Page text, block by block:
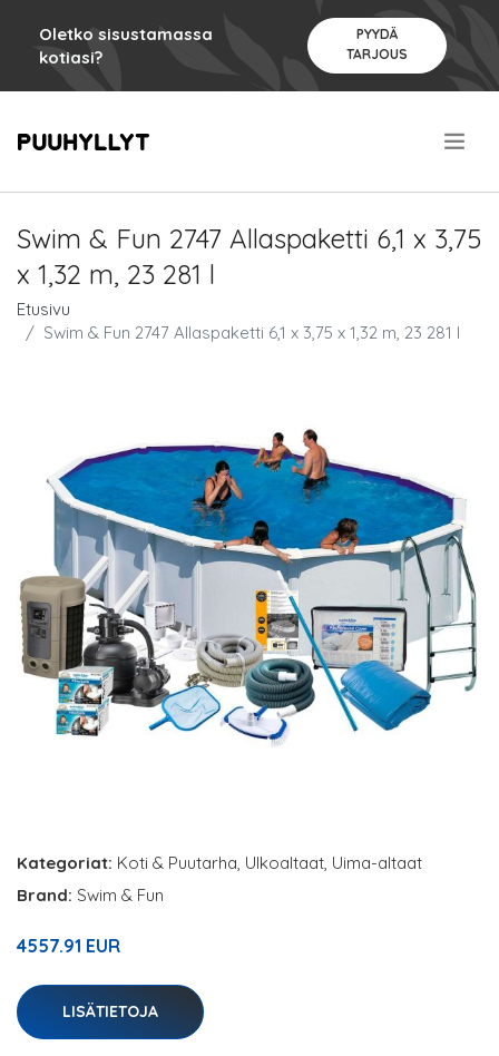
Oletko sisustamassa
kotiasi?
PYYDÄ
TARJOUS
Swim & Fun 2747 Allaspaketti 6,1 x 3,75
x 1,32 m, 23 281 l
Etusivu
Swim & Fun 2747 Allaspaketti 6,1 x 3,75 x 1,32 m, 23 281 l
Kategoriat: Koti & Puutarha, Ulkoaltaat, Uima-altaat
Brand: Swim & Fun
4557.91 EUR
LISÄTIETOJA